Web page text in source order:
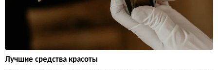
Лучшие средства красоты